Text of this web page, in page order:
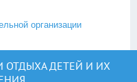
организации
ОТДЫХА ДЕТЕЙ И ИХ